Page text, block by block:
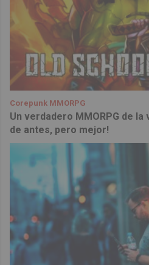
Corepunk MMORPG
Un verdadero MMORPG de la
de antes, pero mejor!